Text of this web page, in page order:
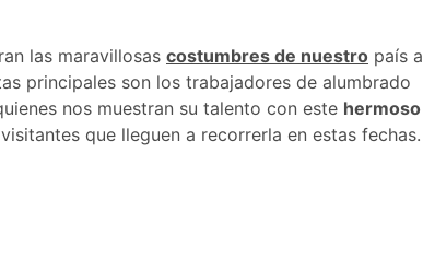
las maravillosas costumbres de nuestro país a
principales son los trabajadores de alumbrado
nos muestran su talento con este hermoso
que lleguen a recorrerla en estas fechas.